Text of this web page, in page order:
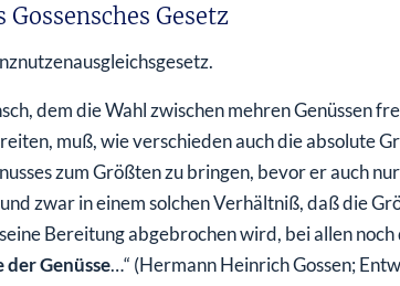
Gossensches Gesetz
dem die Wahl zwischen mehren Genüssen
muß, wie verschieden auch die absolute
zum Größten zu bringen, bevor er auch
zwar in einem solchen Verhältniß, daß die
Bereitung abgebrochen wird, bei allen
der Genüsse…“ (Hermann Heinrich Gossen;